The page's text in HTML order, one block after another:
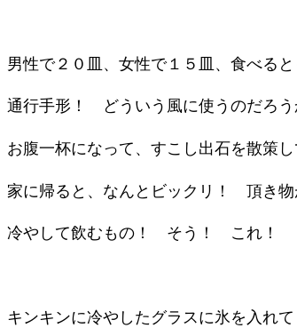
男性で２０皿、女性で１５皿、食べる
通行手形！ どういう風に使うのだろう
お腹一杯になって、すこし出石を散策し
家に帰ると、なんとビックリ！ 頂き物
冷やして飲むもの！ そう！ これ！
キンキンに冷やしたグラスに氷を入れて